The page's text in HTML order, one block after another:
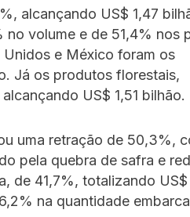
alcançando US$ 1,47
volume e de 51,4% nos
e México foram os
Já os produtos florestais,
US$ 1,51 bilhão.
uma retração de 50,3%,
pela quebra de safra e
de 41,7%, totalizando US$
na quantidade